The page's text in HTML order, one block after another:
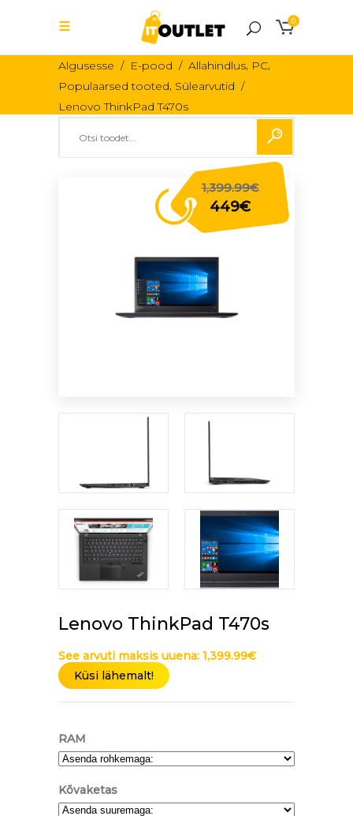
0
Algusesse / E-pood / Allahindlus, PC,
Populaarsed tooted, Sülearvutid /
Lenovo ThinkPad T470s
1,399.99€
Original
price
1,399.99€.
449€
Current
is:
449€.
Lenovo ThinkPad T470s
See arvuti maksis uuena: 1,399.99€
Küsi lähemalt!
RAM
Kõvaketas